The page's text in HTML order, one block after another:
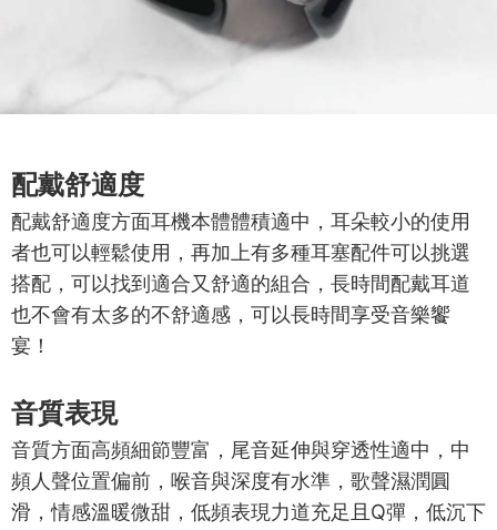
配戴舒適度
配戴舒適度方面耳機本體體積適中，耳朵較小的使用
者也可以輕鬆使用，再加上有多種耳塞配件可以挑選
搭配，可以找到適合又舒適的組合，長時間配戴耳道
也不會有太多的不舒適感，可以長時間享受音樂饗
宴！
音質表現
音質方面高頻細節豐富，尾音延伸與穿透性適中，中
頻人聲位置偏前，喉音與深度有水準，歌聲濕潤圓
滑，情感溫暖微甜，低頻表現力道充足且Q彈，低沉下